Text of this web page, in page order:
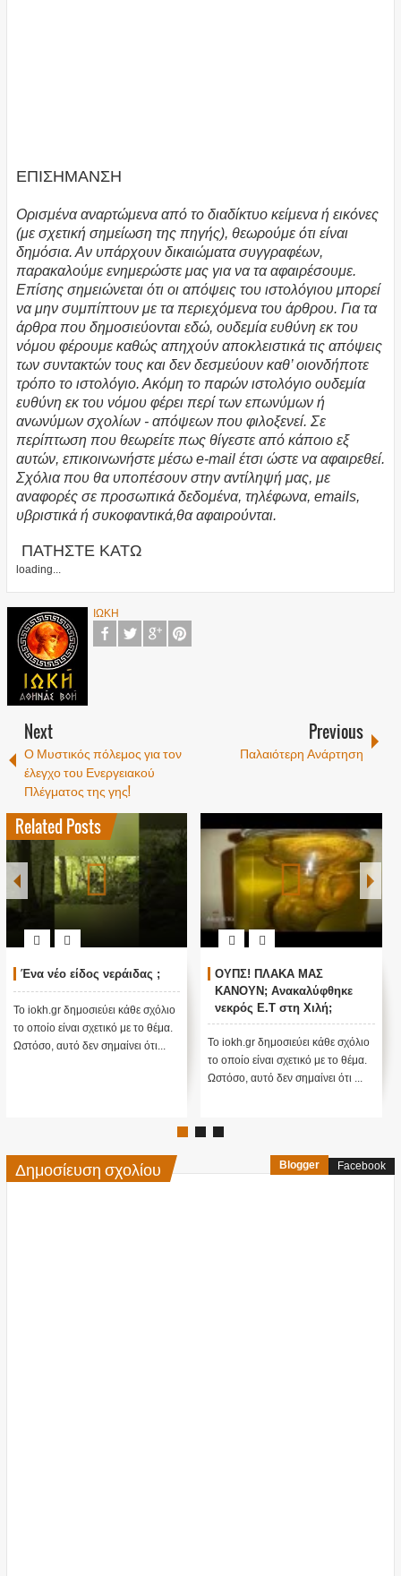
ΕΠΙΣΗΜΑΝΣΗ
Ορισμένα αναρτώμενα από το διαδίκτυο κείμενα ή εικόνες
(με σχετική σημείωση της πηγής), θεωρούμε ότι είναι
δημόσια. Αν υπάρχουν δικαιώματα συγγραφέων,
παρακαλούμε ενημερώστε μας για να τα αφαιρέσουμε.
Επίσης σημειώνεται ότι οι απόψεις του ιστολόγιου μπορεί
να μην συμπίπτουν με τα περιεχόμενα του άρθρου. Για τα
άρθρα που δημοσιεύονται εδώ, ουδεμία ευθύνη εκ του
νόμου φέρουμε καθώς απηχούν αποκλειστικά τις απόψεις
των συντακτών τους και δεν δεσμεύουν καθ’ οιονδήποτε
τρόπο το ιστολόγιο. Ακόμη το παρών ιστολόγιο ουδεμία
ευθύνη εκ του νόμου φέρει περί των επωνύμων ή
ανωνύμων σχολίων - απόψεων που φιλοξενεί. Σε
περίπτωση που θεωρείτε πως θίγεστε από κάποιο εξ
αυτών, επικοινωνήστε μέσω e-mail έτσι ώστε να αφαιρεθεί.
Σχόλια που θα υποπέσουν στην αντίληψή μας, με
αναφορές σε προσωπικά δεδομένα, τηλέφωνα, emails,
υβριστικά ή συκοφαντικά,θα αφαιρούνται.
ΠΑΤΗΣΤΕ ΚΑΤΩ
loading...
ΙΩΚΗ
Next
Ο Μυστικός πόλεμος για τον
έλεγχο του Ενεργειακού
Πλέγματος της γης!
Previous
Παλαιότερη Ανάρτηση
Related Posts
Ένα νέο είδος νεράιδας ;
Το iokh.gr δημοσιεύει κάθε σχόλιο
το οποίο είναι σχετικό με το θέμα.
Ωστόσο, αυτό δεν σημαίνει ότι...
ΟΥΠΣ! ΠΛΑΚΑ ΜΑΣ
ΚΑΝΟΥΝ; Ανακαλύφθηκε
νεκρός E.T στη Χιλή;
(Βίντεο)
Το iokh.gr δημοσιεύει κάθε σχόλιο
το οποίο είναι σχετικό με το θέμα.
Ωστόσο, αυτό δεν σημαίνει ότι ...
Δημοσίευση σχολίου Blogger Facebook